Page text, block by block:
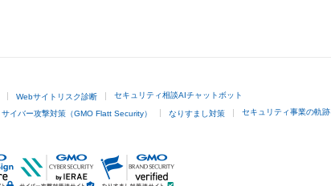
Webサイトリスク診断 セキュリティ相談AIチャットボット
サイバー攻撃対策（GMO Flatt Security） なりすまし対策 セキュリティ事業の軌跡